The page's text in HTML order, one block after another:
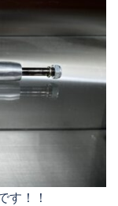
す！！